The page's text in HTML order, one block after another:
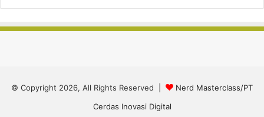
© Copyright 2026, All Rights Reserved |
Nerd Masterclass/PT
Cerdas Inovasi Digital